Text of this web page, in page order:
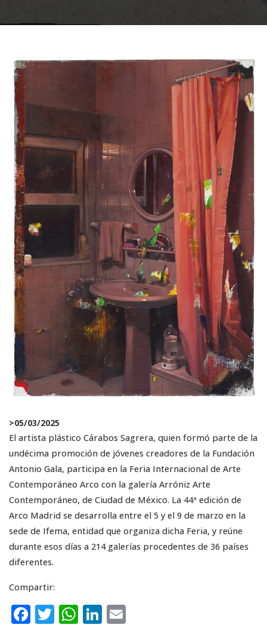
>05/03/2025
El artista plástico Cárabos Sagrera, quien formó parte de la
undécima promoción de jóvenes creadores de la Fundación
Antonio Gala, participa en la Feria Internacional de Arte
Contemporáneo Arco con la galería Arróniz Arte
Contemporáneo, de Ciudad de México. La 44ª edición de
Arco Madrid se desarrolla entre el 5 y el 9 de marzo en la
sede de Ifema, entidad que organiza dicha Feria, y reúne
durante esos días a 214 galerías procedentes de 36 países
diferentes.
Compartir:
F T W Li